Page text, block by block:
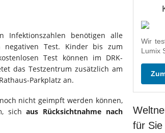
Infektionszahlen benötigen alle
Test. Kinder bis zum
Test können im DRK-
das Testzentrum zusätzlich am
Parkplatz an.
nicht geimpft werden können,
sichaus Rücksichtnahme nach
Wir
Lumix
für Sie